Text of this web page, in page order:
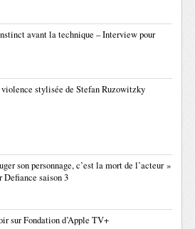
avant la technique – Interview pour
stylisée de Stefan Ruzowitzky
son personnage, c’est la mort de l’acteur »
Defiance saison 3
sur Fondation d’Apple TV+